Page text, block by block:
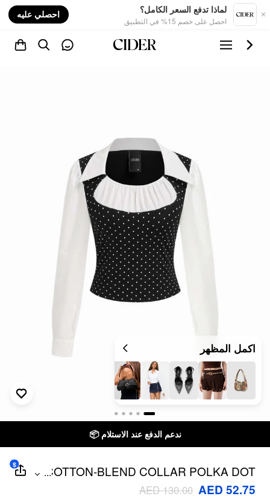
لماذا تدفع السعر الكامل؟
احصل على خصم 15% في التطبيق
احصلي عليه
اكمل المظهر
ندعم الدفع عند الاستلام 📦
COTTON-BLEND COLLAR POLKA DOT
TWO TONE BLOUSE
...
AED 52.75
AED 130.00
$